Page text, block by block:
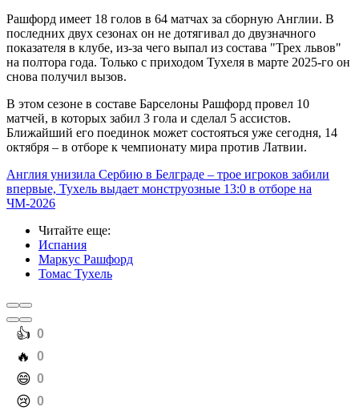
Рашфорд имеет 18 голов в 64 матчах за сборную Англии. В
последних двух сезонах он не дотягивал до двузначного
показателя в клубе, из-за чего выпал из состава "Трех львов"
на полтора года. Только с приходом Тухеля в марте 2025-го он
снова получил вызов.
В этом сезоне в составе Барселоны Рашфорд провел 10
матчей, в которых забил 3 гола и сделал 5 ассистов.
Ближайший его поединок может состояться уже сегодня, 14
октября – в отборе к чемпионату мира против Латвии.
Англия унизила Сербию в Белграде – трое игроков забили
впервые, Тухель выдает монструозные 13:0 в отборе на
ЧМ-2026
Читайте еще:
Испания
Маркус Рашфорд
Томас Тухель
️👍 0
️🔥 0
️😄 0
️😢 0